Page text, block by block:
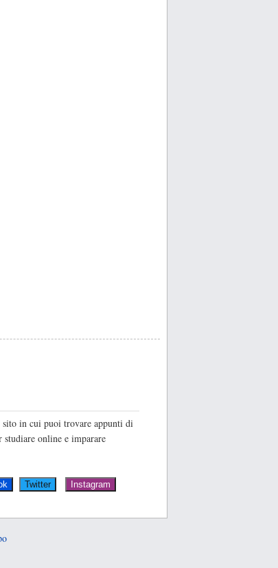
in cui puoi trovare appunti di
studiare online e imparare